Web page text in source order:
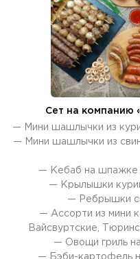
Сет на компанию
— Мини шашлычки из
— Мини шашлычки из
— Кебаб на шпажке
— Крылышки
— Ребрышки
— Ассорти из мини
Вайсвуртские,
— Овощи гриль
— Бэби-картофель